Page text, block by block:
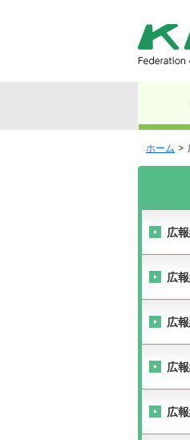
ホーム
広
広
広
広
広